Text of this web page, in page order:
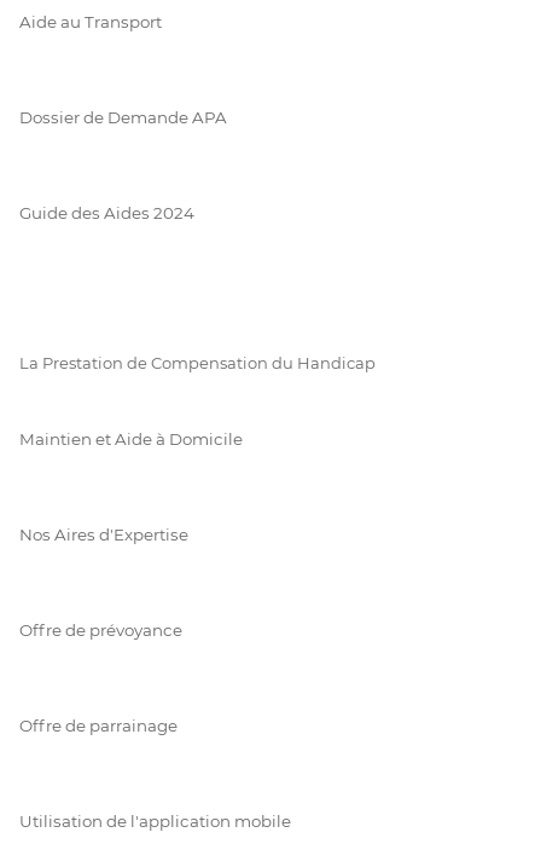
Aide au Transport
Dossier de Demande APA
Guide des Aides 2024
La Prestation de Compensation du Handicap
Maintien et Aide à Domicile
Nos Aires d'Expertise
Offre de prévoyance
Offre de parrainage
Utilisation de l'application mobile